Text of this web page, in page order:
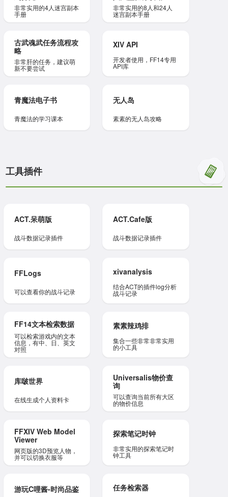
非常实用的4人迷宫副本
手册
非常实用的8人和24人
迷宫副本手册
古武魂武任务流程攻
略
非常肝的任务，建议萌
新不要尝试
XIV API
开发者使用，FF14专用
API库
青魔法电子书
青魔法的学习课本
无人岛
素素的无人岛攻略
工具插件
ACT.呆萌版
战斗数据记录插件
ACT.Cafe版
战斗数据记录插件
FFLogs
可以查看你的战斗记录
xivanalysis
结合ACT的插件log分析
战斗记录
FF14文本检索数据
可以检索游戏内的文本
信息，有中、日、英文
对照
素素辣鸡排
集合一些非常非常实用
的小工具
库啵世界
在线生成个人资料卡
Universalis物价查
询
可以查询当前所有大区
的物价信息
FFXIV Web Model
Viewer
网页版的3D预览人物，
并可以切换衣服等
探索笔记时钟
非常实用的探索笔记时
钟工具
游玩C哩酱-时尚品鉴 任务检索器